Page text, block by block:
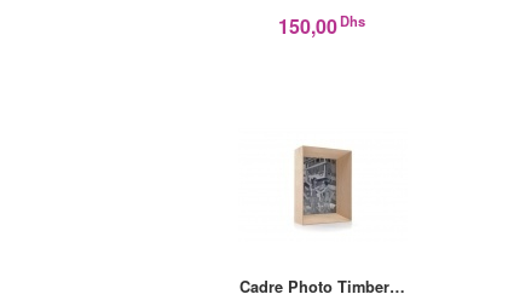
150,00Dhs
Cadre Photo Timber…